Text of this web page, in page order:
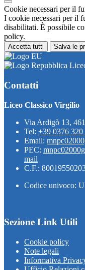
Cookie necessari per il
I cookie necessari per il
disabilitati. È possibile
policy.
Accetta tutti Salva le
Contatti
Liceo Classico Virgilio
Via Ardigò 13,
Tel: +39 0376 320
Email:
PEC:
mail
C.F.:
Codice univoco:
Sezione Link Utili
Cookie policy
Note legali
Informativa